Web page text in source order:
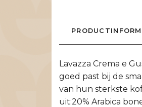
Lavazza Crema e
goed past bij de
van hun sterkste
uit:20% Arabica